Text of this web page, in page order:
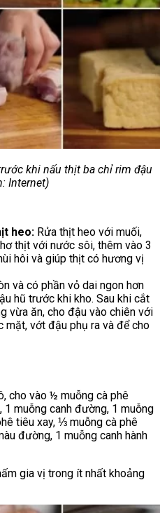
khi nấu thịt ba chỉ rim đậu
Internet)
heo: Rửa thịt heo với muối,
thịt với nước sôi, thêm vào 3
hôi và giúp thịt có hương vị
và có phần vỏ dai ngon hơn
hũ trước khi kho. Sau khi cắt
vừa ăn, cho đậu vào chiên với
mặt, vớt đậu phụ ra và để cho
cho vào ½ muỗng cà phê
1 muỗng canh đường, 1 muỗng
tiêu xay, ⅓ muỗng cà phê
đường, 1 muỗng canh hành
gia vị trong ít nhất khoảng